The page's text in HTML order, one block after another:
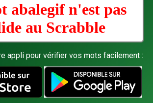
abalegif n'est pas
au Scrabble
appli pour vérifier vos mots facilement :